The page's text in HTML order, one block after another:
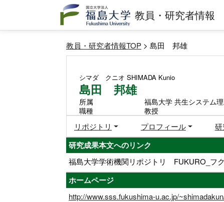
教員・研究者情報
教員・研究者情報TOP > 島田 邦雄
シマダ クニオ SHIMADA Kunio
島田 邦雄
所属
福島大学 共生システム
職種
教授
リポジトリ プロフィール
研究成果本文へのリンク
福島大学学術機関リポジトリ FUKURO_フク
ホームページ
http://www.sss.fukushima-u.ac.jp/